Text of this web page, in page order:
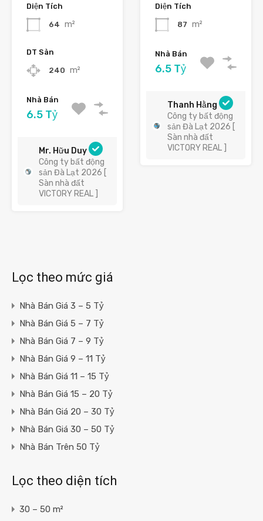
Diện Tích
64 m²
DT Sàn
240 m²
Nhà Bán
6.5 Tỷ
Mr. Hữu Duy
Công ty bất động
sản Đà Lạt 2026 [
Sàn nhà đất
VICTORY REAL ]
Diện Tích
87 m²
Nhà Bán
6.5 Tỷ
Thanh Hằng
Công ty bất động
sản Đà Lạt 2026 [
Sàn nhà đất
VICTORY REAL ]
Lọc theo mức giá
Nhà Bán Giá 3 – 5 Tỷ
Nhà Bán Giá 5 – 7 Tỷ
Nhà Bán Giá 7 – 9 Tỷ
Nhà Bán Giá 9 – 11 Tỷ
Nhà Bán Giá 11 – 15 Tỷ
Nhà Bán Giá 15 – 20 Tỷ
Nhà Bán Giá 20 – 30 Tỷ
Nhà Bán Giá 30 – 50 Tỷ
Nhà Bán Trên 50 Tỷ
Lọc theo diện tích
30 – 50 m²